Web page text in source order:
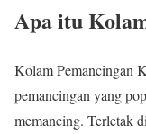
Apa itu
Kolam Pemancingan
pemancingan yang
memancing. Terletak